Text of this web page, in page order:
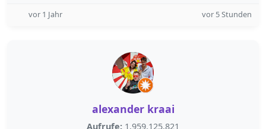
vor 1 Jahr vor 5 Stunden
alexander kraai
Aufrufe: 1.959.125.821